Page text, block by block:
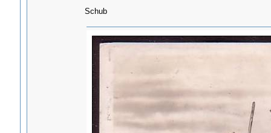
Schub